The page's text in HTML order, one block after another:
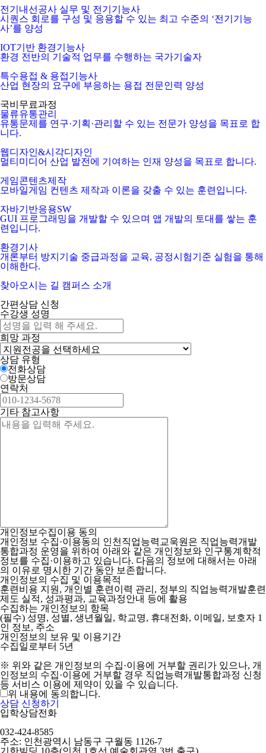
전기내선공사 실무 및 전기기능사
시퀀스 회로를 구성 및 응용할 수 있는 최고 수준의 ‘전기기능
사’를 양성
IOT기반 환경기능사
환경 전반의 기술적 업무를 수행하는 국가기술자
특수용접 & 용접기능사
산업 현장의 요구에 부응하는 용접 전문인력 양성
국비무료과정
물류유통관리
유통문제를 연구·기획·관리할 수 있는 전문가 양성을 목표로 합
니다.
웹디자인&시각디자인
멀티미디어 산업 발전에 기여하는 인재 양성을 목표로 합니다.
게임콘텐츠제작
모바일게임 컨텐츠 제작과 이론을 갖출 수 있는 훈련입니다.
자바기반응용SW
GUI 프로그래밍을 개발할 수 있으며 앱 개발의 토대를 쌓는 훈
련입니다.
환경기사
개론부터 방지기술 중급과정을 교육, 공정시험기준 실험을 통해
이해한다.
찾아오시는 길 캠퍼스 소개
간편상담 신청
수강생 성명
희망 과정
상담 유형
전화상담
방문상담
연락처
기타 참고사항
개인정보수집이용 동의
개인정보 수집·이용동의 인천직업능력교욱원은 직업능력개발
통합과정 운영을 위하여 아래와 같은 개인정보와 인구통계학적
정보를 수집·이용하고 있습니다. 다음의 정보에 대해서는 아래
의 이유로 명시한 기간 동안 보존합니다.
개인정보의 수집 및 이용목적
훈련비용 지원, 개인별 훈련이력 관리, 정부의 직업능력개발훈련
제도 실적, 성과평과, 교육과정안내 등에 활용
수집하는 개인정보의 항목
(필수) 성명, 성별, 생년월일, 학교명, 휴대전화, 이메일, 보호자 1
인 정보, 주소
개인정보의 보유 및 이용기간
수집일로부터 5년
※ 위와 같은 개인정보의 수집·이용에 거부할 권리가 있으나, 개
인정보의 수집·이용에 거부할 경우 직업능력개발통합과정 신청
등 서비스 이용에 제약이 있을 수 있습니다.
위 내용에 동의합니다.
상담 신청하기
입학상담전화
032-424-8585
주소: 인천광역시 남동구 구월동 1126-7